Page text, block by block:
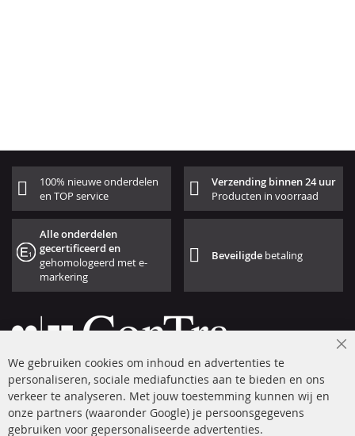
100% nieuwe onderdelen
en TOP service
Verzending binnen 24 uur
Producten in voorraad
Alle onderdelen
gecertificeerd en
gehomologeerd met e-
markering
Beveiligde betaling
+49 (0) 4533 799 00 0
ma-do: 09-17 u, vr Fr 09-16 u
We gebruiken cookies om inhoud en advertenties te
personaliseren, sociale mediafuncties aan te bieden en ons
verkeer te analyseren. Met jouw toestemming kunnen wij en
onze partners (waaronder Google) je persoonsgegevens
gebruiken voor gepersonaliseerde advertenties.